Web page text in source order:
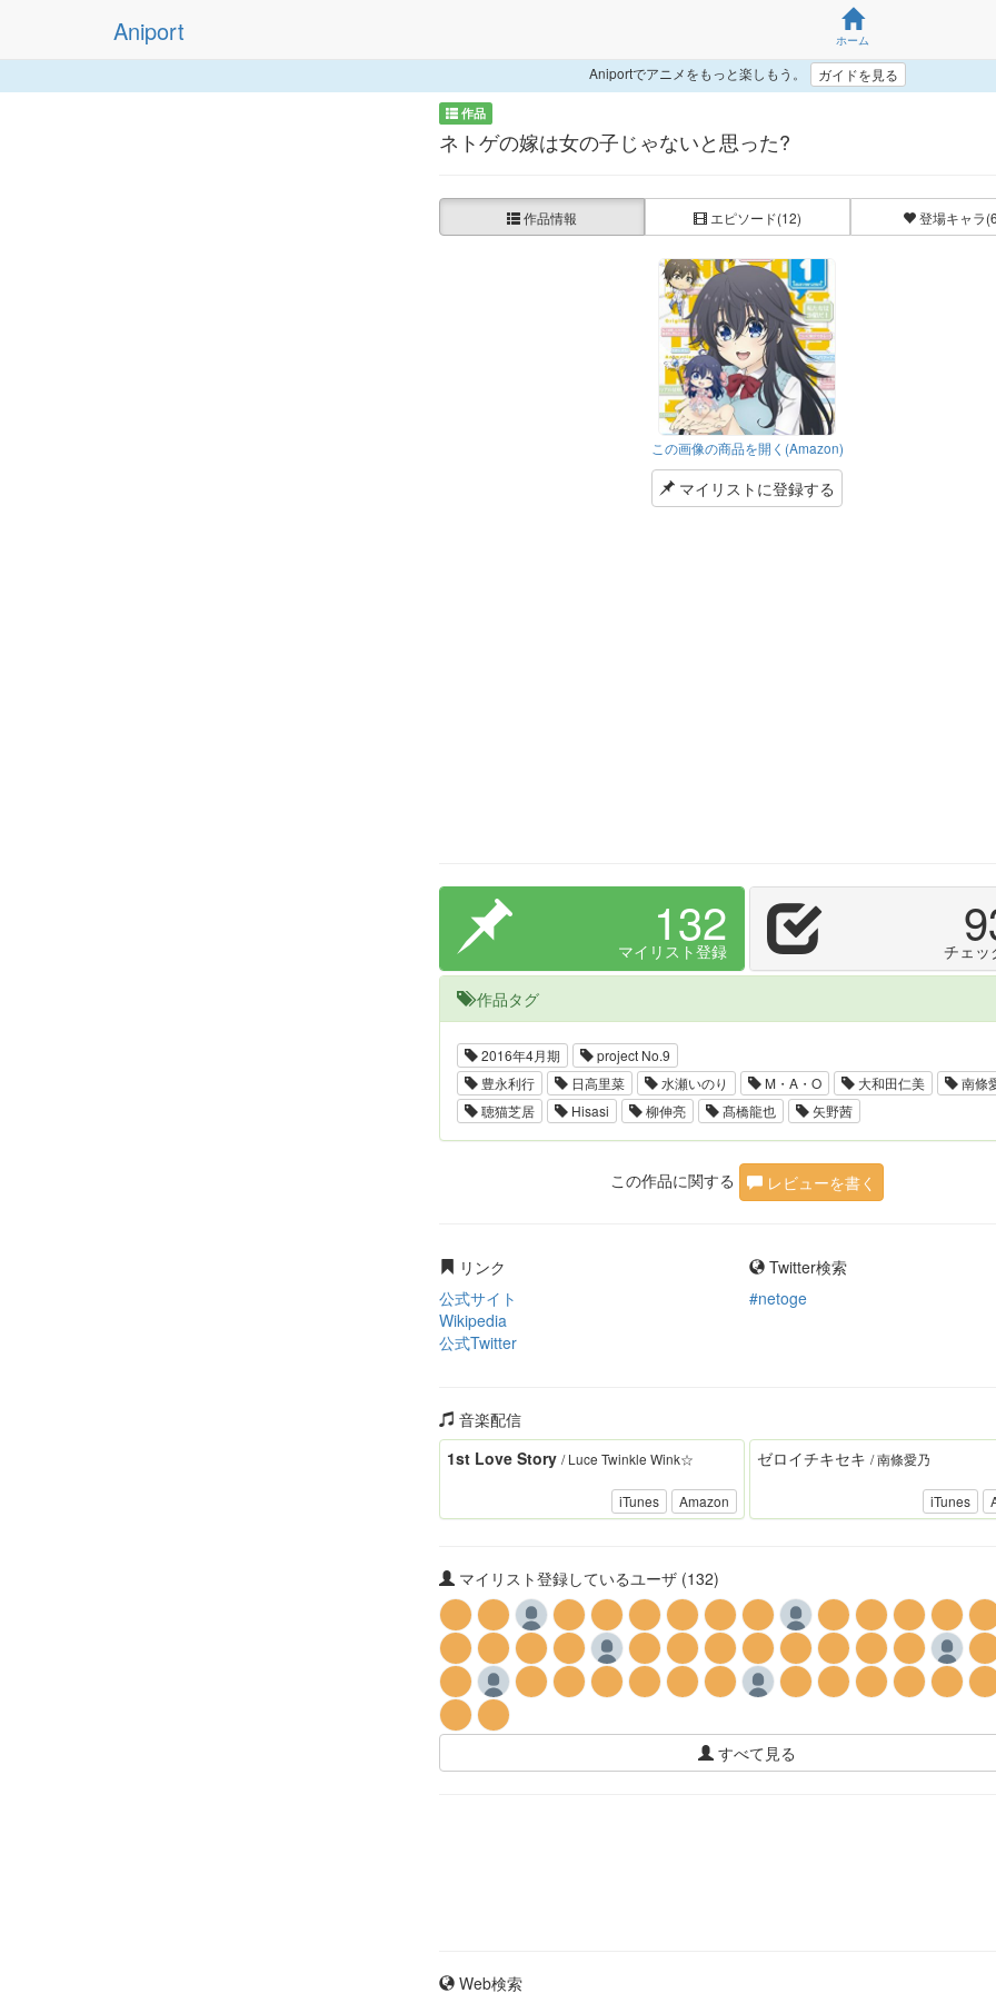
Aniport ホーム
Aniportでアニメをもっと楽しもう。 ガイドを見る
作品
ネトゲの嫁は女の子じゃないと思った?
作品情報 エピソード(12) 登場キャラ
この画像の商品を開く(Amazon)
マイリストに登録する
132
マイリスト登録 チェッ
作品タグ
2016年4月期
project No.9
豊永利行
日高里菜 水瀬いのり M・A・O 大和田仁美
南條
聴猫芝居
Hisasi 柳伸亮 髙橋龍也 矢野茜
この作品に関する レビューを書く
リンク
公式サイト
Wikipedia
公式Twitter
Twitter検索
#netoge
音楽配信
iTunes Amazon
1st Love Story / Luce Twinkle Wink☆
iTunes
ゼロイチキセキ / 南條愛乃
マイリスト登録しているユーザ (132)
すべて見る
Web検索